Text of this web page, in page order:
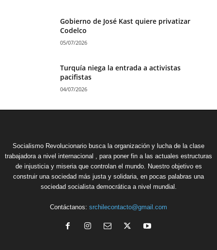
Gobierno de José Kast quiere privatizar
Codelco
05/07/2026
Turquía niega la entrada a activistas
pacifistas
04/07/2026
Socialismo Revolucionario busca la organización y lucha de la clase
trabajadora a nivel internacional , para poner fin a las actuales estructuras
de injusticia y miseria que controlan el mundo. Nuestro objetivo es
construir una sociedad más justa y solidaria, en pocas palabras una
sociedad socialista democrática a nivel mundial.
Contáctanos: srchilecontacto@gmail.com